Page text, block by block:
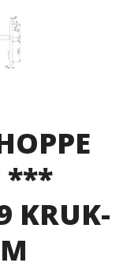
***
KRUK-